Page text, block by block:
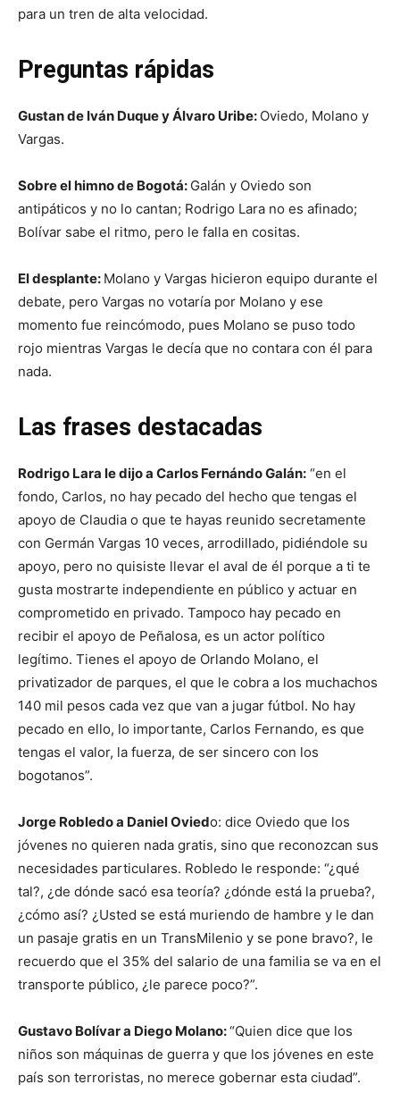
para un tren de alta velocidad.
Preguntas rápidas
Gustan de Iván Duque y Álvaro Uribe: Oviedo, Molano y
Vargas.
Sobre el himno de Bogotá: Galán y Oviedo son
antipáticos y no lo cantan; Rodrigo Lara no es afinado;
Bolívar sabe el ritmo, pero le falla en cositas.
El desplante: Molano y Vargas hicieron equipo durante el
debate, pero Vargas no votaría por Molano y ese
momento fue reincómodo, pues Molano se puso todo
rojo mientras Vargas le decía que no contara con él para
nada.
Las frases destacadas
Rodrigo Lara le dijo a Carlos Fernándo Galán: “en el
fondo, Carlos, no hay pecado del hecho que tengas el
apoyo de Claudia o que te hayas reunido secretamente
con Germán Vargas 10 veces, arrodillado, pidiéndole su
apoyo, pero no quisiste llevar el aval de él porque a ti te
gusta mostrarte independiente en público y actuar en
comprometido en privado. Tampoco hay pecado en
recibir el apoyo de Peñalosa, es un actor político
legítimo. Tienes el apoyo de Orlando Molano, el
privatizador de parques, el que le cobra a los muchachos
140 mil pesos cada vez que van a jugar fútbol. No hay
pecado en ello, lo importante, Carlos Fernando, es que
tengas el valor, la fuerza, de ser sincero con los
bogotanos”.
Jorge Robledo a Daniel Oviedo: dice Oviedo que los
jóvenes no quieren nada gratis, sino que reconozcan sus
necesidades particulares. Robledo le responde: “¿qué
tal?, ¿de dónde sacó esa teoría? ¿dónde está la prueba?,
¿cómo así? ¿Usted se está muriendo de hambre y le dan
un pasaje gratis en un TransMilenio y se pone bravo?, le
recuerdo que el 35% del salario de una familia se va en el
transporte público, ¿le parece poco?”.
Gustavo Bolívar a Diego Molano:“Quien dice que los
niños son máquinas de guerra y que los jóvenes en este
país son terroristas, no merece gobernar esta ciudad”.